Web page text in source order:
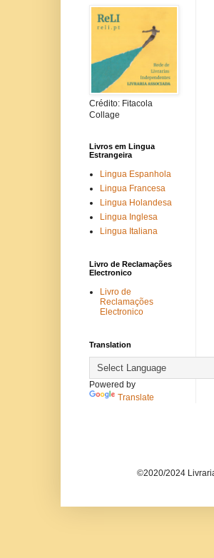
Crédito: Fitacola
Collage
Livros em Lingua
Estrangeira
Lingua Espanhola
Lingua Francesa
Lingua Holandesa
Lingua Inglesa
Lingua Italiana
Livro de Reclamações
Electronico
Livro de
Reclamações
Electronico
Translation
Powered by
Translate
©2020/2024